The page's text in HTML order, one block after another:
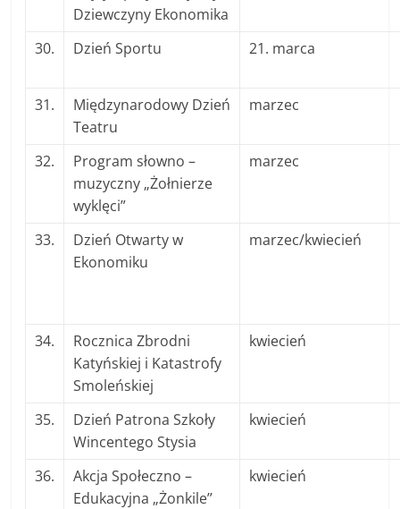
Dziewczyny Ekonomika
30.
Dzień Sportu 21. marca
31.
Międzynarodowy Dzień
Teatru
marzec
32.
Program słowno –
muzyczny „Żołnierze
wyklęci”
marzec
33.
Dzień Otwarty w
Ekonomiku
marzec/kwiecień
34.
Rocznica Zbrodni
Katyńskiej i Katastrofy
Smoleńskiej
kwiecień
35.
Dzień Patrona Szkoły
Wincentego Stysia
kwiecień
36.
Akcja Społeczno –
Edukacyjna „Żonkile’’
kwiecień